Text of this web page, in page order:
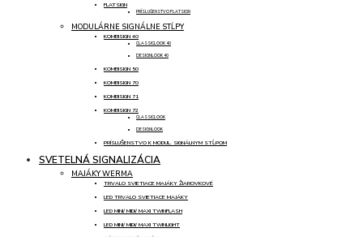
FLATSIGN
PRÍSLUŠENSTVO FLATSIGN
MODULÁRNE SIGNÁLNE STĹPY
KOMBISIGN 40
CLASSICLOOK 40
DESIGNLOOK 40
KOMBISIGN 50
KOMBISIGN 70
KOMBISIGN 71
KOMBISIGN 72
CLASSICLOOK
DESIGNLOOK
PRÍSLUŠENSTVO K MODUL. SIGNÁLNYM STĹPOM
SVETELNÁ SIGNALIZÁCIA
MAJÁKY WERMA
TRVALO SVIETIACE MAJÁKY ŽIAROVKOVÉ
LED TRVALO SVIETIACE MAJÁKY
LED MINI/ MIDI/ MAXI TWINFLASH
LED MINI/ MIDI/ MAXI TWINLIGHT